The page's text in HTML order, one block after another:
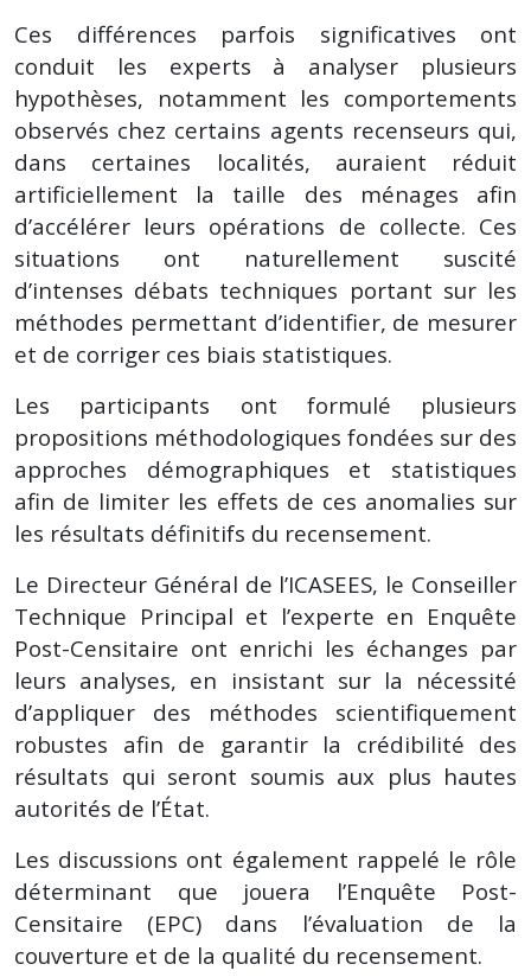
Ces différences parfois significatives ont
conduit les experts à analyser plusieurs
hypothèses, notamment les comportements
observés chez certains agents recenseurs qui,
dans certaines localités, auraient réduit
artificiellement la taille des ménages afin
d’accélérer leurs opérations de collecte. Ces
situations ont naturellement suscité
d’intenses débats techniques portant sur les
méthodes permettant d’identifier, de mesurer
et de corriger ces biais statistiques.
Les participants ont formulé plusieurs
propositions méthodologiques fondées sur des
approches démographiques et statistiques
afin de limiter les effets de ces anomalies sur
les résultats définitifs du recensement.
Le Directeur Général de l’ICASEES, le Conseiller
Technique Principal et l’experte en Enquête
Post-Censitaire ont enrichi les échanges par
leurs analyses, en insistant sur la nécessité
d’appliquer des méthodes scientifiquement
robustes afin de garantir la crédibilité des
résultats qui seront soumis aux plus hautes
autorités de l’État.
Les discussions ont également rappelé le rôle
déterminant que jouera l’Enquête Post-
Censitaire (EPC) dans l’évaluation de la
couverture et de la qualité du recensement.